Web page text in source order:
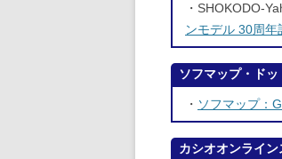
・SHOKODO-
ンモデル 30周
ソフマップ・ドッ
・ ソフマップ：
カシオオンライン